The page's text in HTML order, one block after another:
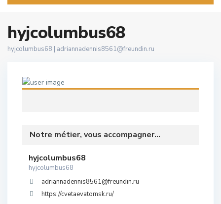
hyjcolumbus68
hyjcolumbus68 | adriannadennis8561@freundin.ru
Notre métier, vous accompagner...
hyjcolumbus68
hyjcolumbus68
adriannadennis8561@freundin.ru
https://cvetaevatomsk.ru/